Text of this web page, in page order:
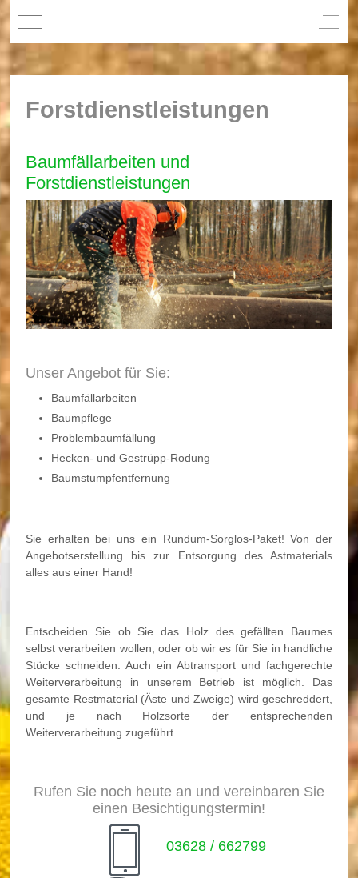
Mobile Menu Toggle Off-
Forstdienstleistungen
Baumfällarbeiten und
Forstdienstleistungen
Unser Angebot für Sie:
Baumfällarbeiten
Baumpflege
Problembaumfällung
Hecken- und Gestrüpp-Rodung
Baumstumpfentfernung
Sie erhalten bei uns ein Rundum-Sorglos-Paket! Von der
Angebotserstellung bis zur Entsorgung des Astmaterials
alles aus einer Hand!
Entscheiden Sie ob Sie das Holz des gefällten Baumes
selbst verarbeiten wollen, oder ob wir es für Sie in handliche
Stücke schneiden. Auch ein Abtransport und fachgerechte
Weiterverarbeitung in unserem Betrieb ist möglich. Das
gesamte Restmaterial (Äste und Zweige) wird geschreddert,
und je nach Holzsorte der entsprechenden
Weiterverarbeitung zugeführt.
Rufen Sie noch heute an und vereinbaren Sie
einen Besichtigungstermin!
03628 / 662799